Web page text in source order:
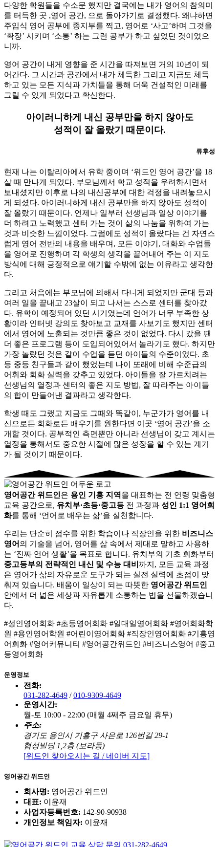
다양한 학원들을 수소문 했지만 결국에는 내가 영어의 참의미
를 터득한 곳 ,영어 공간, 으로 돌아가기로 결정했다. 왜냐하면
주입식 영어 공부에 종지부를 찍고, 영어로 ‘사고’하며 그것을
‘확장’ 시키며 ‘소통’ 하는 그런 공부가 하고 싶었던 것이었으
니까.
영어 공간이 내게 영향을 준 시간을 따져보면 거의 10년이 되
어간다. 그 시간과 공간에서 내가 체득한 그리고 지금도 체득
하고 있는 모든 지식과 가치들을 통해 더욱 건설적인 미래를
그릴 수 있게 되었다고 확신한다.
아이러니하게 내신 공부만을 하지 않아도
성적이 잘 올랐기 때문이다.
류후성
현재 나는 이탈리아에서 유학 중이며 ‘위드인 영어 공간’을 18
살 때 만나게 되었다. 부모님께서 학교 성적을 우려하시면서
보내셨지만 이후로 나의 내신공부에 대한 걱정을 내려놓으시
게 되셨다. 아이러니하게 내신 공부만을 하지 않아도 성적이
잘 올랐기 때문이다. 언제나 일부러 선생님과 일상 이야기를
더 하려고 노력했고 센터 가는 것이 삶의 나눔을 위하여 가는
것과 비슷한 느낌이었다. 그럼에도 성적이 올랐다는 건 자연스
럽게 영어 전반의 내용을 배우며, 모든 이야기, 대화와 수업들
을 영어로 진행하며 각 학생의 생각을 끌어내어 주는 이 지도
방식에 대해 긍정적으로 얘기할 수밖에 없는 이유라고 생각한
다.
그리고 처음에는 부모님에 의해서 다니게 되었지만 군대 등과
여러 일을 끝내고 23살이 되고 나서는 스스로 센터를 찾아갔
다. 유학이 예정되어 있던 시기였는데 언어가 너무 부족한 상
황이라 인터넷 강의도 찾아보고 교재를 사보기도 했지만 센터
에서 영어에 노출되는 것만큼 좋은 것이 없었다. 다시 갔을 땐
더 좋은 프로그램 등이 도입되어있어서 놀라기도 했다. 하지만
가장 놀랐던 것은 같이 수업을 듣던 아이들의 수준이었다. 초
등 중등 친구들과 같이 했었는데 나이 또래에 비해 수준급의
어휘와 회화 실력을 갖추고 있었다. 아이들을 잘 가르치려는
선생님의 열정과 센터의 좋은 지도 방법, 잘 따라주는 아이들
의 합이 만들어낸 결과라고 생각한다.
학생 때도 그랬고 지금도 그때와 똑같이, 누군가가 영어를 내
신으로든 회화로든 배우기를 원한다면 이곳 ‘영어 공간’을 소
개할 것이다. 공부적인 측면뿐만 아니라 선생님이 갖고 계시는
열정을 통해서도 중요한 시절에 많은 성장을 할 수 있는 계기
가 될 것이기 때문이다.
영어공간 위드인은 용인 기흥 지역을 대표하는 전 연령 맞춤형
교육 공간으로, 유치부·초등·중고등 전 과정과 성인 1:1 영어회
화를 통해 ‘언어로 배우는 삶’을 실천합니다.
우리는 단순히 점수를 위한 학습이나 직장인을 위한 비즈니스
영어 의 기술을 넘어, 영어를 삶 속에서 제대로 말하고 사용하
는 ‘진짜 언어 생활’을 목표로 합니다. 유치부의 기초 회화부터
중고등부의 전략적인 내신 및 수능 대비 까지, 모든 교육 과정
은 영어가 삶의 자유로운 도구가 되는 실전 실력에 초점이 맞
춰져 있습니다. 배움이 일상이 되는 따뜻한 영어공간 위드인
안에서 더 넓은 세상과 자유롭게 소통하는 법을 선물하겠습니
다.
#성인영어회화 #초등영어회화 #일대일영어회화 #영어회화학
원 #용인영어학원 #어린이영어회화 #직장인영어회화 #기흥영
어회화 #영어커뮤니티 #영어공간위드인 #비즈니스영어 #중고
등영어회화
운영정보
전화:
031-282-4649 /010-9309-4649
운영시간:
월-토 10:00 - 22:00 (매월 4째주 금요일 휴무)
주소:
경기도 용인시 기흥구 사은로 126번길 29-1
협성빌딩 1,2층 (보라동)
[위드인 찾아오시는 길 / 네이버 지도]
영어공간 위드인
회사명: 영어공간 위드인
대표: 이윤재
사업자등록번호: 142-90-90938
개인정보 책임자: 이윤재